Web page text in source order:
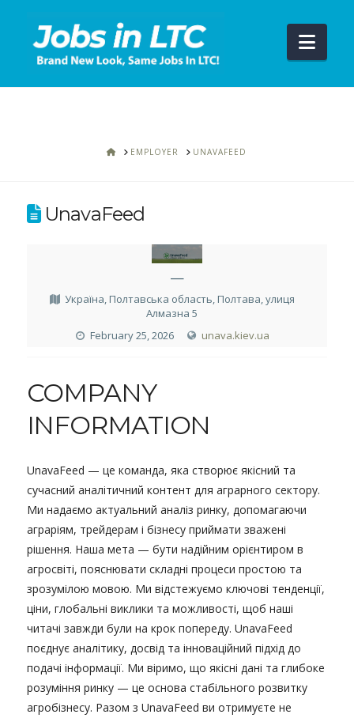
HOMEEMPLOYER UNAVAFEED
UnavaFeed
—
Україна, Полтавська область, Полтава, улиця
Алмазна 5
February 25, 2026
unava.kiev.ua
COMPANY
INFORMATION
UnavaFeed — це команда, яка створює якісний та
сучасний аналітичний контент для аграрного сектору.
Ми надаємо актуальний аналіз ринку, допомагаючи
аграріям, трейдерам і бізнесу приймати зважені
рішення. Наша мета — бути надійним орієнтиром в
агросвіті, пояснювати складні процеси простою та
зрозумілою мовою. Ми відстежуємо ключові тенденції,
ціни, глобальні виклики та можливості, щоб наші
читачі завжди були на крок попереду. UnavaFeed
поєднує аналітику, досвід та інноваційний підхід до
подачі інформації. Ми віримо, що якісні дані та глибоке
розуміння ринку — це основа стабільного розвитку
агробізнесу. Разом з UnavaFeed ви отримуєте не